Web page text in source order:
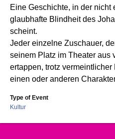
Eine Geschichte, in der nicht
glaubhafte Blindheit des
scheint.
Jeder einzelne Zuschauer,
seinem Platz im Theater aus
ertappen, trotz
einen oder anderen
Type of Event
Kultur